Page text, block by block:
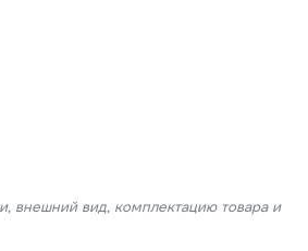
внешний вид, комплектацию товара и